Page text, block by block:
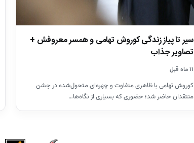
سیر تا پیاز زندگی کوروش تهامی و همسر معروفش +
تصاویر جذاب
۱۱ ماه قبل
کوروش تهامی با ظاهری متفاوت و چهره‌ای متحول‌شده در جشن
منتقدان حاضر شد؛ حضوری که بسیاری از نگاه‌ها…